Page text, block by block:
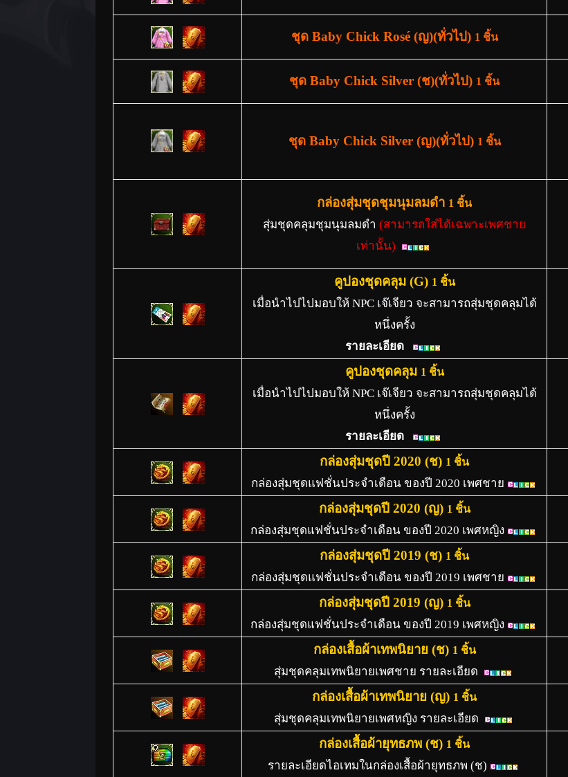
ชุด Baby Chick Rosé (ญ)(ทั่วไป) 1 ชิ้น
ชุด Baby Chick Silver (ช)(ทั่วไป) 1 ชิ้น
ชุด Baby Chick Silver (ญ)(ทั่วไป) 1 ชิ้น
กล่องสุ่มชุดชุมนุมลมดำ 1 ชิ้น
สุ่มชุดคลุมชุมนุมลมดำ (สามารถใส่ได้เฉพาะเพศชาย
เท่านั้น)
คูปองชุดคลุม (G) 1 ชิ้น
เมื่อนำไปไปมอบให้ NPC เจ๊เจียว จะสามารถสุ่มชุดคลุมได้
หนึ่งครั้ง
รายละเอียด
คูปองชุดคลุม 1 ชิ้น
เมื่อนำไปไปมอบให้ NPC เจ๊เจียว จะสามารถสุ่มชุดคลุมได้
หนึ่งครั้ง
รายละเอียด
กล่องสุ่มชุดปี 2020 (ช) 1 ชิ้น
กล่องสุ่มชุดแฟชั่นประจำเดือน ของปี 2020 เพศชาย
กล่องสุ่มชุดปี 2020 (ญ) 1 ชิ้น
กล่องสุ่มชุดแฟชั่นประจำเดือน ของปี 2020 เพศหญิง
กล่องสุ่มชุดปี 2019 (ช) 1 ชิ้น
กล่องสุ่มชุดแฟชั่นประจำเดือน ของปี 2019 เพศชาย
กล่องสุ่มชุดปี 2019 (ญ) 1 ชิ้น
กล่องสุ่มชุดแฟชั่นประจำเดือน ของปี 2019 เพศหญิง
กล่องเสื้อผ้าเทพนิยาย (ช) 1 ชิ้น
สุ่มชุดคลุมเทพนิยายเพศชาย รายละเอียด
กล่องเสื้อผ้าเทพนิยาย (ญ) 1 ชิ้น
สุ่มชุดคลุมเทพนิยายเพศหญิง รายละเอียด
กล่องเสื้อผ้ายุทธภพ (ช) 1 ชิ้น
รายละเอียดไอเทมในกล่องเสื้อผ้ายุทธภพ (ช)